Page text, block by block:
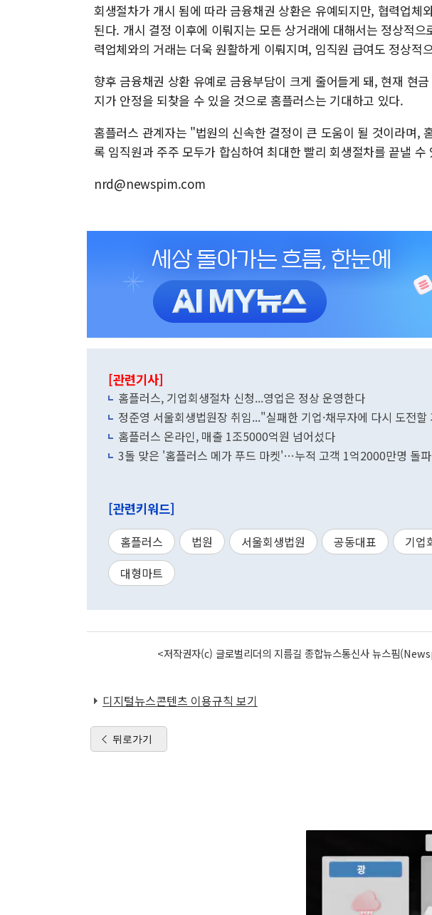
회생절차가 개시 됨에 따라 금융채권 상환은 유예되지만, 협력업체
된다. 개시 결정 이후에 이뤄지는 모든 상거래에 대해서는 정상적
력업체와의 거래는 더욱 원활하게 이뤄지며, 임직원 급여도 정상적
향후 금융채권 상환 유예로 금융부담이 크게 줄어들게 돼, 현재 현
지가 안정을 되찾을 수 있을 것으로 홈플러스는 기대하고 있다.
홈플러스 관계자는 "법원의 신속한 결정이 큰 도움이 될 것이라며,
록 임직원과 주주 모두가 합심하여 최대한 빨리 회생절차를 끝낼
nrd@newspim.com
[관련기사]
홈플러스, 기업회생절차 신청...영업은 정상 운영한다
정준영 서울회생법원장 취임..."실패한 기업·채무자에 다시 도전할
홈플러스 온라인, 매출 1조5000억원 넘어섰다
3돌 맞은 '홈플러스 메가 푸드 마켓'…누적 고객 1억2000만명 돌파
[관련키워드]
홈플러스 법원 서울회생법원 공동대표 기업
대형마트
<저작권자(c) 글로벌리더의 지름길 종합뉴스통신사 뉴스핌
디지털뉴스콘텐츠 이용규칙 보기
뒤로가기